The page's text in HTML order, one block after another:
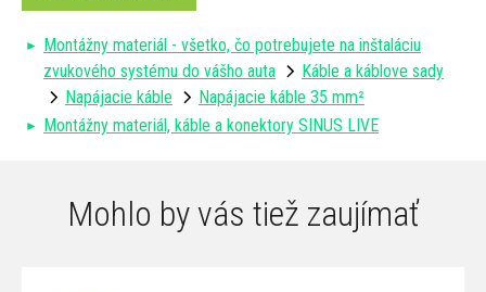
Montážny materiál - všetko, čo potrebujete na inštaláciu
zvukového systému do vášho auta
Káble a káblove sady
Napájacie káble
Napájacie káble 35 mm²
Montážny materiál, káble a konektory SINUS LIVE
Mohlo by vás tiež zaujímať